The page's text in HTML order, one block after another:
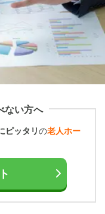
ない方へ
ピッタリの老人ホー